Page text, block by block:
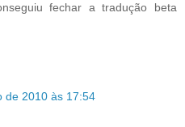
fechar a tradução beta
de 2010 às 17:54